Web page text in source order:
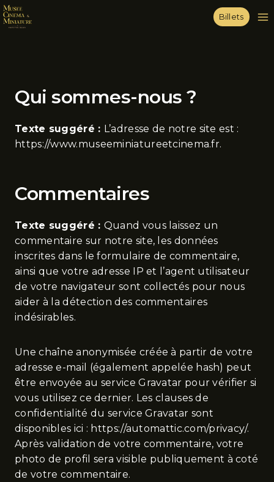
Billets
Qui sommes-nous ?
Texte suggéré : L’adresse de notre site est :
https://www.museeminiatureetcinema.fr.
Commentaires
Texte suggéré : Quand vous laissez un
commentaire sur notre site, les données
inscrites dans le formulaire de commentaire,
ainsi que votre adresse IP et l’agent utilisateur
de votre navigateur sont collectés pour nous
aider à la détection des commentaires
indésirables.
Une chaîne anonymisée créée à partir de votre
adresse e-mail (également appelée hash) peut
être envoyée au service Gravatar pour vérifier si
vous utilisez ce dernier. Les clauses de
confidentialité du service Gravatar sont
disponibles ici : https://automattic.com/privacy/.
Après validation de votre commentaire, votre
photo de profil sera visible publiquement à coté
de votre commentaire.